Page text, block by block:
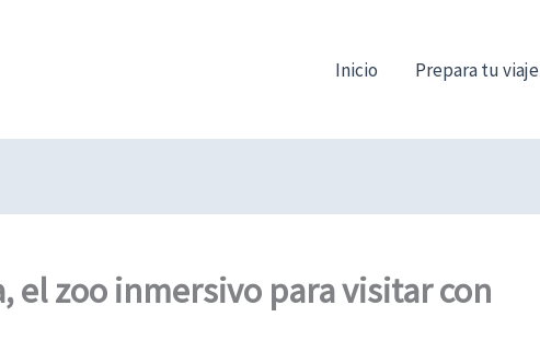
Inicio Prepara tu viaje
el zoo inmersivo para visitar con